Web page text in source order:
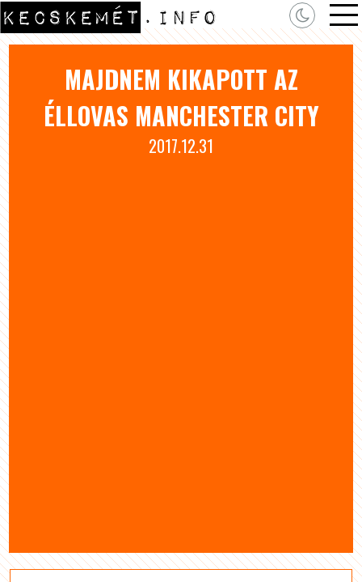
MAJDNEM KIKAPOTT AZ
ÉLLOVAS MANCHESTER CITY
2017.12.31